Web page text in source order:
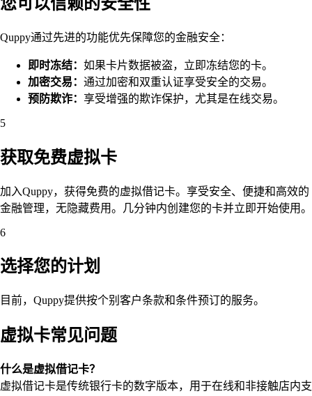
Quppy通过先进的功能优先保障您的金融安全：
即时冻结： 如果卡片数据被盗，立即冻结您的卡。
加密交易： 通过加密和双重认证享受安全的交易。
预防欺诈： 享受增强的欺诈保护，尤其是在线交易。
5
获取免费虚拟卡
加入Quppy，获得免费的虚拟借记卡。享受安全、便捷和高效的
金融管理，无隐藏费用。几分钟内创建您的卡并立即开始使用。
6
选择您的计划
目前，Quppy提供按个别客户条款和条件预订的服务。
虚拟卡常见问题
什么是虚拟借记卡？
虚拟借记卡是传统银行卡的数字版本，用于在线和非接触店内支